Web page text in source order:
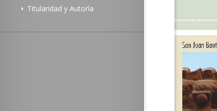
Titularidad y Autoría